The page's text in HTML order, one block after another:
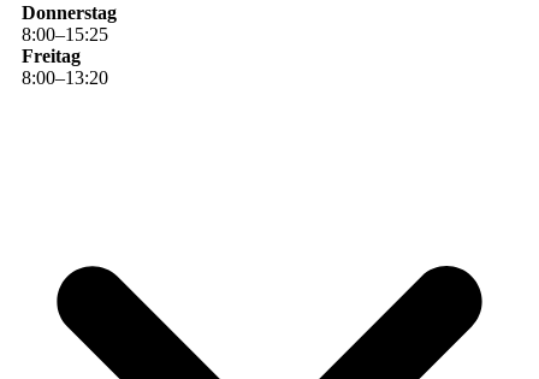
Donnerstag
8:00–15:25
Freitag
8:00–13:20